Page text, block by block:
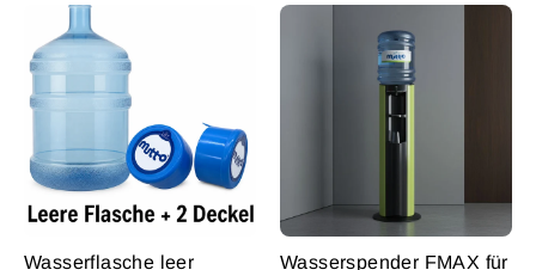
Wasserflasche leer
Wasserspender FMAX für